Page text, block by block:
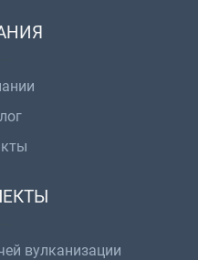
вулканизации